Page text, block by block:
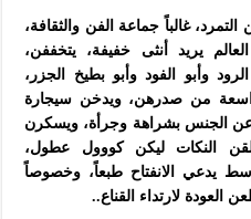
غالباً جماعة الفن والثقافة،
يريد أنثى خفيفة، يتخففن،
وأبو الفود وأبو بطيخ الجزر،
من صدرهن، ويدخن سيجارة
عن الجنس بشراهة وجرأة، ويسكرن
النكات ليكن كووول عطول،
يدعي الانفتاح طبعاً، وخصوصاً
لارتداء القناع..